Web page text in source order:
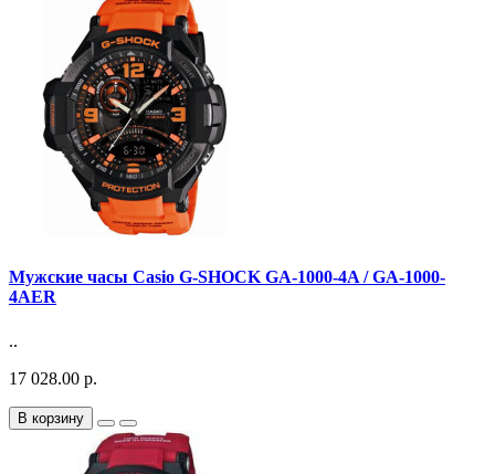
Мужские часы Casio G-SHOCK GA-1000-4A / GA-1000-
4AER
..
17 028.00 р.
В корзину